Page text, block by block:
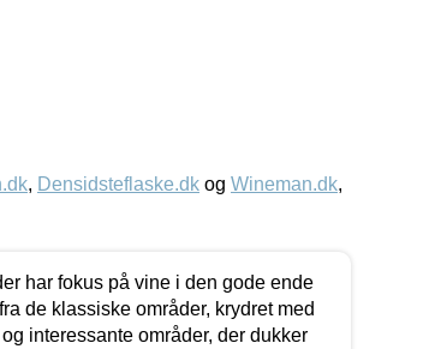
, Densidsteflaske.dk og Wineman.dk,
har fokus på vine i den gode ende
de klassiske områder, krydret med
interessante områder, der dukker